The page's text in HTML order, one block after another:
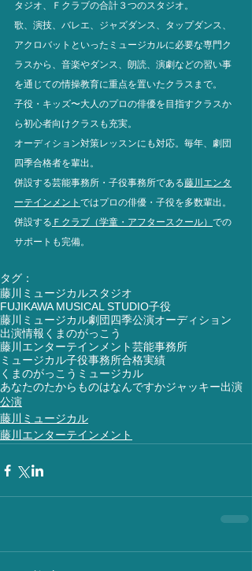
タジオ、Ｆクラブの合計３つのスタジオ。
歌、演技、バレエ、ジャズダンス、タップダンス、
アクロバットといったミュージカルに必要な専門ク
ラスから、 音楽やダンス、朗読、演劇などの習い事
を通じての情操教育に重点を置いたクラスまで。
子役・キッズ〜大人のプロの俳優を目指すクラスか
ら初心者向けクラスも充実。
オーディション対策レッスンにも対応。毎年、劇団
四季合格者を輩出。
併設する芸能事務所・子役事務所である藤川エンタ
ーテインメント ではプロの俳優・子役を多数輩出。
併設する Ｆクラブ（学童・アフタースクール） での
サポートも完備。
タグ：
藤川ミュージカルスタジオ
FUJIKAWA MUSICAL STUDIO子役
藤川ミュージカル劇団四季公演オーディション
出演情報 くまのがっこう
藤川エンターテインメント芸能事務所
ミュージカル子役事務所合格実績
くまのがっこうミュージカル
あなたのたからものはなんですかジャッキー出演
公演
藤川ミュージカル
藤川エンターテインメント